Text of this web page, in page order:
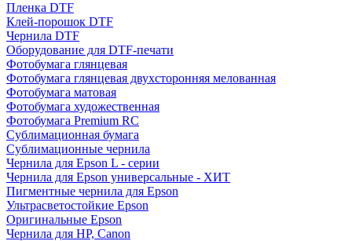
Пленка DTF
Клей-порошок DTF
Чернила DTF
Оборудование для DTF-печати
Фотобумага глянцевая
Фотобумага глянцевая двухсторонняя мелованная
Фотобумага матовая
Фотобумага художественная
Фотобумага Premium RC
Сублимационная бумага
Сублимационные чернила
Чернила для Epson L - серии
Чернила для Epson универсальные - ХИТ
Пигментные чернила для Epson
Ультрасветостойкие Epson
Оригинальные Epson
Чернила для HP, Canon